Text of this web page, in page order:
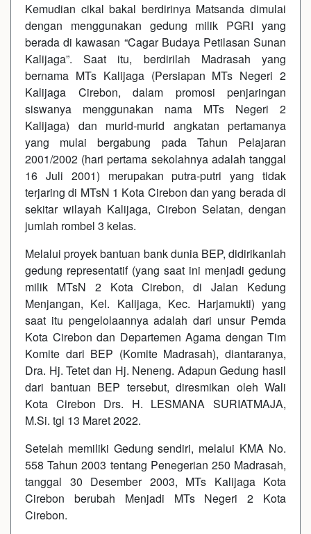
Kemudian cikal bakal berdirinya Matsanda dimulai
dengan menggunakan gedung milik PGRI yang
berada di kawasan “Cagar Budaya Petilasan Sunan
Kalijaga”. Saat itu, berdirilah Madrasah yang
bernama MTs Kalijaga (Persiapan MTs Negeri 2
Kalijaga Cirebon, dalam promosi penjaringan
siswanya menggunakan nama MTs Negeri 2
Kalijaga) dan murid-murid angkatan pertamanya
yang mulai bergabung pada Tahun Pelajaran
2001/2002 (hari pertama sekolahnya adalah tanggal
16 Juli 2001) merupakan putra-putri yang tidak
terjaring di MTsN 1 Kota Cirebon dan yang berada di
sekitar wilayah Kalijaga, Cirebon Selatan, dengan
jumlah rombel 3 kelas.
Melalui proyek bantuan bank dunia BEP, didirikanlah
gedung representatif (yang saat ini menjadi gedung
milik MTsN 2 Kota Cirebon, di Jalan Kedung
Menjangan, Kel. Kalijaga, Kec. Harjamukti) yang
saat itu pengelolaannya adalah dari unsur Pemda
Kota Cirebon dan Departemen Agama dengan Tim
Komite dari BEP (Komite Madrasah), diantaranya,
Dra. Hj. Tetet dan Hj. Neneng. Adapun Gedung hasil
dari bantuan BEP tersebut, diresmikan oleh Wali
Kota Cirebon Drs. H. LESMANA SURIATMAJA,
M.Si. tgl 13 Maret 2022.
Setelah memiliki Gedung sendiri, melalui KMA No.
558 Tahun 2003 tentang Penegerian 250 Madrasah,
tanggal 30 Desember 2003, MTs Kalijaga Kota
Cirebon berubah Menjadi MTs Negeri 2 Kota
Cirebon.